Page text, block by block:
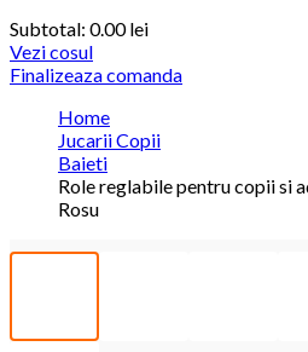
Subtotal: 0.00 lei
Vezi cosul
Finalizeaza comanda
Home
Jucarii Copii
Baieti
Role reglabile pentru copii si
Rosu